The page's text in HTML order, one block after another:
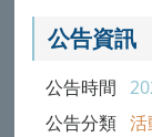
公告資訊
公告時間
公告分類 活